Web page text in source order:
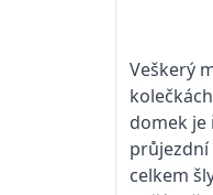
Veškerý
domek je
průjezdní
celkem